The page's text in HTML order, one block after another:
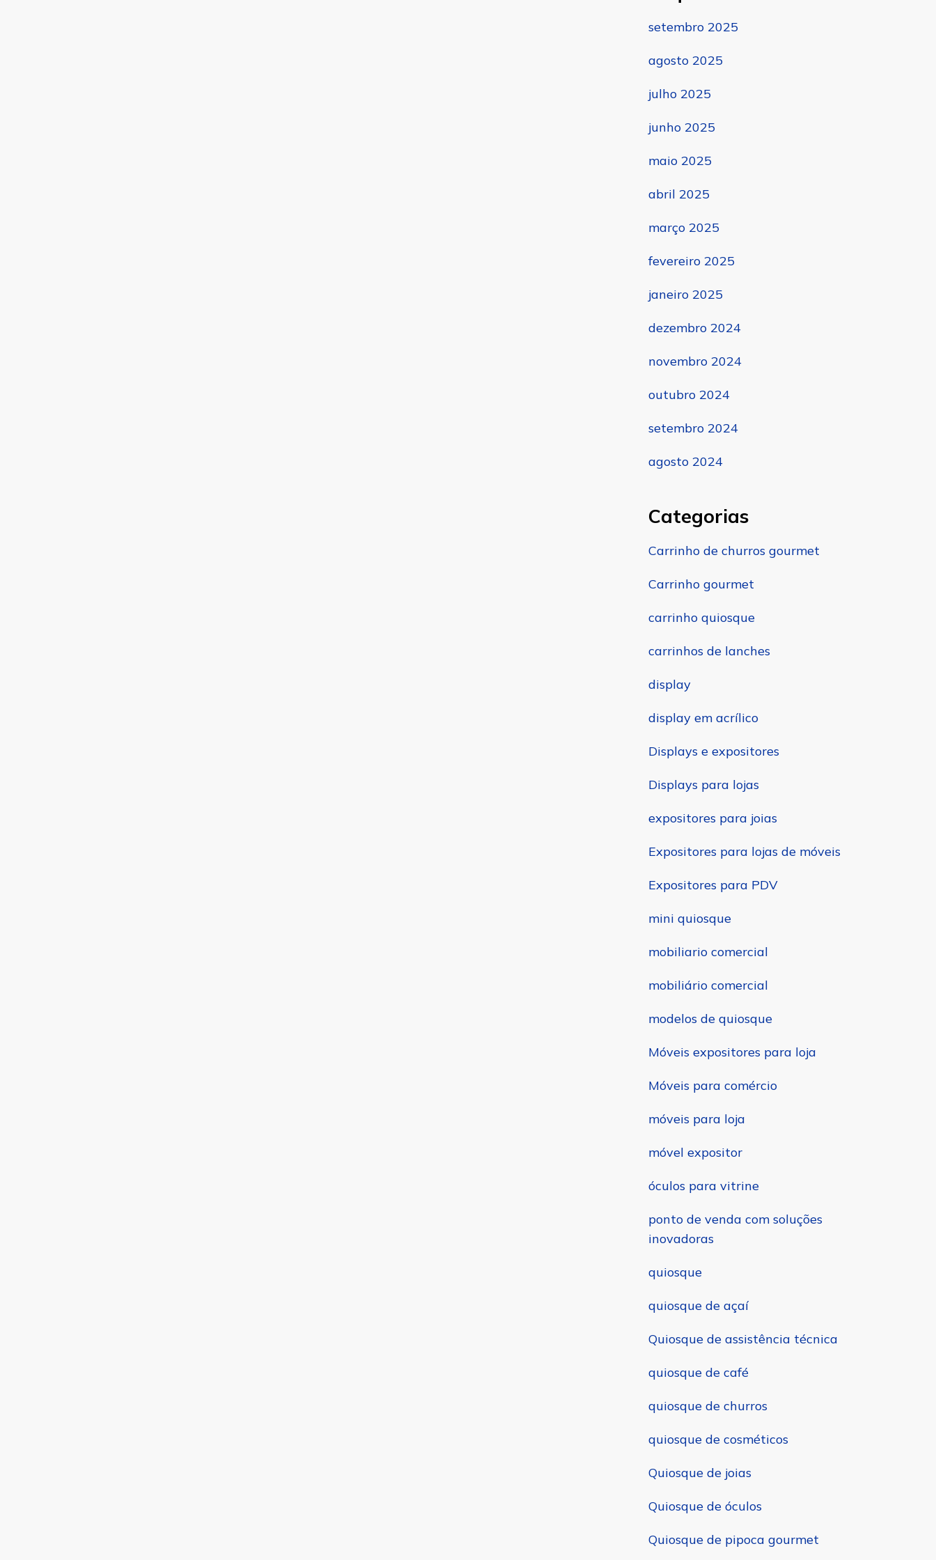
setembro 2025
agosto 2025
julho 2025
junho 2025
maio 2025
abril 2025
março 2025
fevereiro 2025
janeiro 2025
dezembro 2024
novembro 2024
outubro 2024
setembro 2024
agosto 2024
Categorias
Carrinho de churros gourmet
Carrinho gourmet
carrinho quiosque
carrinhos de lanches
display
display em acrílico
Displays e expositores
Displays para lojas
expositores para joias
Expositores para lojas de móveis
Expositores para PDV
mini quiosque
mobiliario comercial
mobiliário comercial
modelos de quiosque
Móveis expositores para loja
Móveis para comércio
móveis para loja
móvel expositor
óculos para vitrine
ponto de venda com soluções
inovadoras
quiosque
quiosque de açaí
Quiosque de assistência técnica
quiosque de café
quiosque de churros
quiosque de cosméticos
Quiosque de joias
Quiosque de óculos
Quiosque de pipoca gourmet